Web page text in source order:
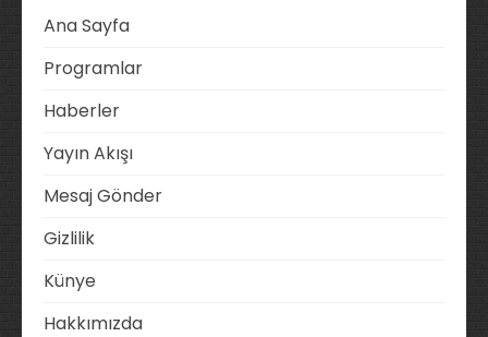
Ana Sayfa
Programlar
Haberler
Yayın Akışı
Mesaj Gönder
Gizlilik
Künye
Hakkımızda